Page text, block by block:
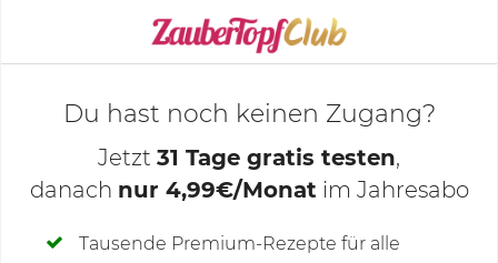
KOCHMODUS STARTEN
Deine Notizen
Du hast noch keinen Zugang?
Jetzt 31 Tage gratis testen,
danach nur 4,99€/Monat im Jahresabo
Tausende Premium-Rezepte für alle